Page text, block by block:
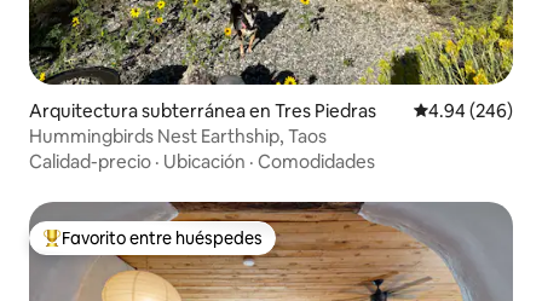
Arquitectura subterránea en Tres Piedras Calificación
4.94 (246)
Hummingbirds Nest Earthship, Taos
Calidad-precio · Ubicación · Comodidades
Favorito entre huéspedes preferido
Favorito entre huéspedes